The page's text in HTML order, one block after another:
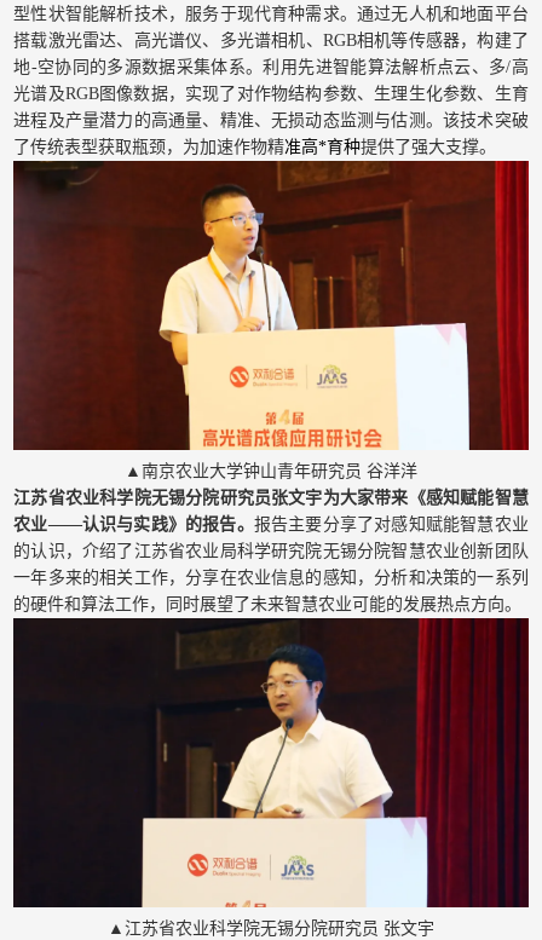
型性状智能解析技术，服务于现代育种需求。通过无人机和地面平台
搭载激光雷达、高光谱仪、多光谱相机、RGB相机等传感器，构建了
地-空协同的多源数据采集体系。利用先进智能算法解析点云、多/高
光谱及RGB图像数据，实现了对作物结构参数、生理生化参数、生育
进程及产量潜力的高通量、精准、无损动态监测与估测。该技术突破
了传统表型获取瓶颈，为加速作物精准高*育种提供了强大支撑。
▲南京农业大学钟山青年研究员 谷洋洋
江苏省农业科学院无锡分院研究员张文宇为大家带来《感知赋能智慧
农业——认识与实践》的报告。 报告主要分享了对感知赋能智慧农业
的认识，介绍了江苏省农业局科学研究院无锡分院智慧农业创新团队
一年多来的相关工作，分享在农业信息的感知，分析和决策的一系列
的硬件和算法工作，同时展望了未来智慧农业可能的发展热点方向。
▲江苏省农业科学院无锡分院研究员 张文宇